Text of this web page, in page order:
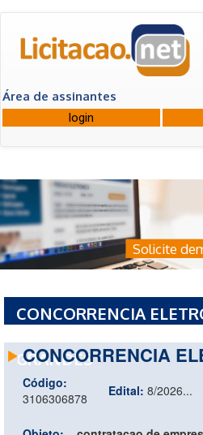
Área de assinantes
Solicite
CONCORRENCIA
GRANDES
CONCORRENCIA
Código:
3106306878
Edital: 8/2026...